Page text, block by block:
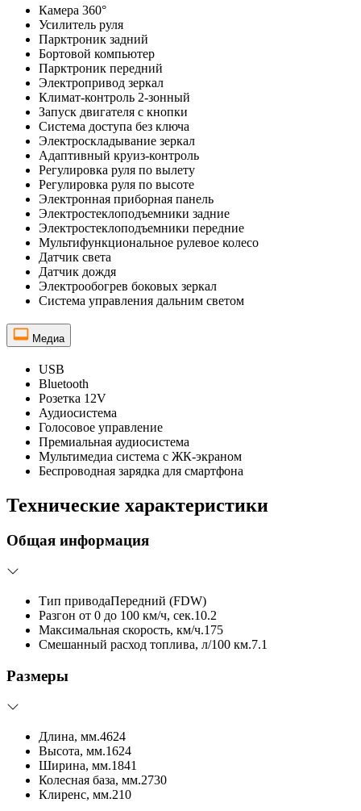
Камера 360°
Усилитель руля
Парктроник задний
Бортовой компьютер
Парктроник передний
Электропривод зеркал
Климат-контроль 2-зонный
Запуск двигателя с кнопки
Система доступа без ключа
Электроскладывание зеркал
Адаптивный круиз-контроль
Регулировка руля по вылету
Регулировка руля по высоте
Электронная приборная панель
Электростеклоподъемники задние
Электростеклоподъемники передние
Мультифункциональное рулевое колесо
Датчик света
Датчик дождя
Электрообогрев боковых зеркал
Система управления дальним светом
Медиа
USB
Bluetooth
Розетка 12V
Аудиосистема
Голосовое управление
Премиальная аудиосистема
Мультимедиа система с ЖК-экраном
Беспроводная зарядка для смартфона
Технические характеристики
Общая информация
Тип приводаПередний (FDW)
Разгон от 0 до 100 км/ч, сек.10.2
Максимальная скорость, км/ч.175
Смешанный расход топлива, л/100 км.7.1
Размеры
Длина, мм.4624
Высота, мм.1624
Ширина, мм.1841
Колесная база, мм.2730
Клиренс, мм.210